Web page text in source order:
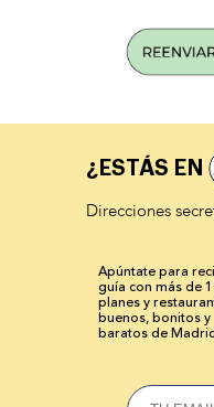
¿ESTÁS EN
Direcciones
Apúntate para
guía con más de
planes y
buenos, bonitos y
baratos de